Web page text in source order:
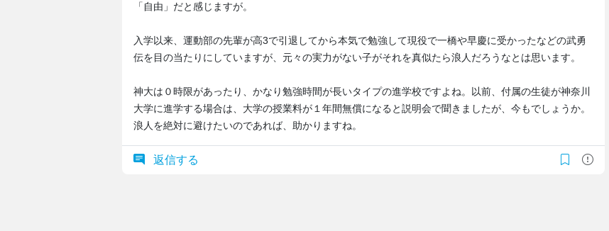
「自由」だと感じますが。
入学以来、運動部の先輩が高3で引退してから本気で勉強して現役で一橋や早慶に受かったなどの武勇
伝を目の当たりにしていますが、元々の実力がない子がそれを真似たら浪人だろうなとは思います。
神大は０時限があったり、かなり勉強時間が長いタイプの進学校ですよね。以前、付属の生徒が神奈川
大学に進学する場合は、大学の授業料が１年間無償になると説明会で聞きましたが、今もでしょうか。
浪人を絶対に避けたいのであれば、助かりますね。
返信する